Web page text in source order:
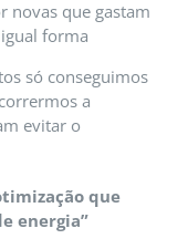
novas que gastam
forma
só conseguimos
a
evitar o
que
energia”